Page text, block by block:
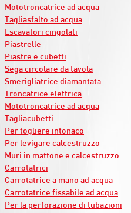
Mototroncatrice ad acqua
Tagliasfalto ad acqua
Escavatori cingolati
Piastrelle
Piastre e cubetti
Sega circolare da tavola
Smerigliatrice diamantata
Troncatrice elettrica
Mototroncatrice ad acqua
Tagliacubetti
Per togliere intonaco
Per levigare calcestruzzo
Muri in mattone e calcestruzzo
Carrotatrici
Carrotatrice a mano ad acqua
Carrotatrice fissabile ad acqua
Per la perforazione di tubazioni